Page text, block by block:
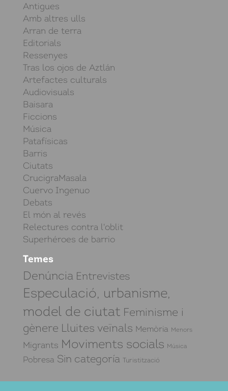
Antigues
Amb altres ulls
Arran de terra
Editorials
Ressenyes
Tras los ojos de Aztlán
Artefactes culturals
Audiovisuals
Baisara
Ficcions
Música
Patafísicas
Barris
Ciutats
CrucigraMasala
Cuervo Ingenuo
Debats
El món al revés
Relectures contra l'oblit
Superhéroes de barrio
Temes
Denúncia Entrevistes
Especulació, urbanisme,
model de ciutat Feminisme i
gènere Lluites veïnals Memòria Menors
Migrants Moviments socials Música
Pobresa Sin categoría Turistització